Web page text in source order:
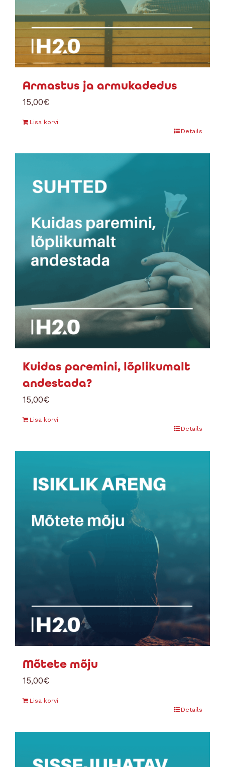
Armastus ja armukadedus
15,00€
Lisa korvi
Details
Kuidas paremini, lõplikumalt
andestada?
15,00€
Lisa korvi
Details
Mõtete mõju
15,00€
Lisa korvi
Details